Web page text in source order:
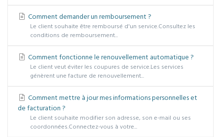
Comment demander un remboursement ?
Le client souhaite être remboursé d'un service.Consultez les
conditions de remboursement...
Comment fonctionne le renouvellement automatique ?
Le client veut éviter les coupures de service.Les services
génèrent une facture de renouvellement...
Comment mettre à jour mes informations personnelles et
de facturation ?
Le client souhaite modifier son adresse, son e-mail ou ses
coordonnées.Connectez-vous à votre...